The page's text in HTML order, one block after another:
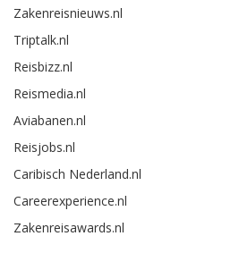
Zakenreisnieuws.nl
Triptalk.nl
Reisbizz.nl
Reismedia.nl
Aviabanen.nl
Reisjobs.nl
Caribisch Nederland.nl
Careerexperience.nl
Zakenreisawards.nl